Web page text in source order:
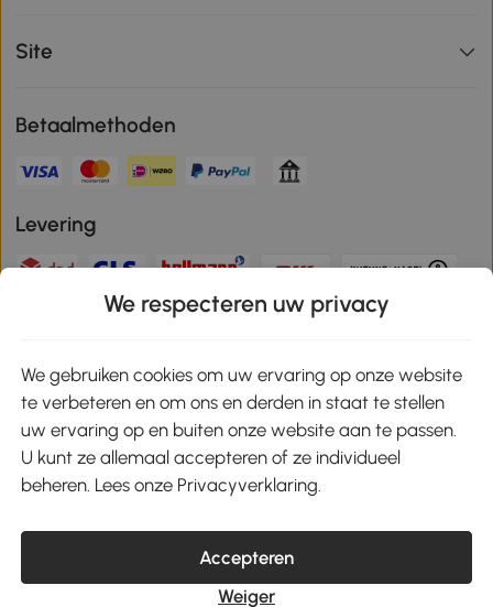
Site
Betaalmethoden
Levering
Download de app en ontvang 10% korting!
Google Play
klantenservice@aosom.nl
We respecteren uw privacy
We gebruiken cookies om uw ervaring op onze website
te verbeteren en om ons en derden in staat te stellen
uw ervaring op en buiten onze website aan te passen.
U kunt ze allemaal accepteren of ze individueel
beheren. Lees onze Privacyverklaring.
Accepteren
Weiger